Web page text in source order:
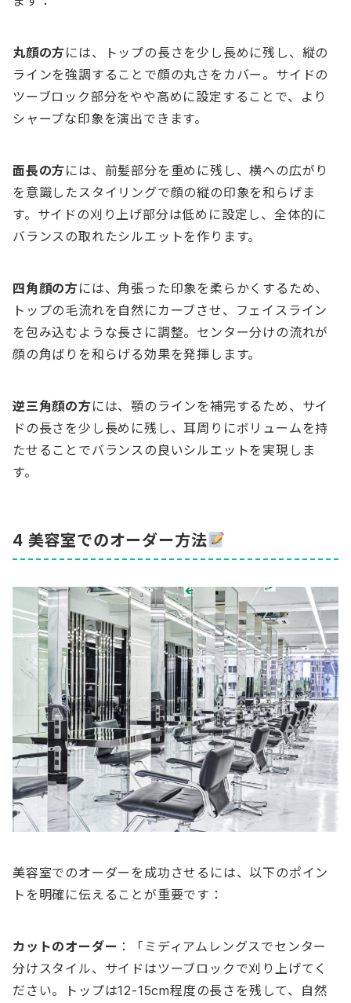
丸顔の方には、トップの長さを少し長めに残し、縦の
ラインを強調することで顔の丸さをカバー。サイドの
ツーブロック部分をやや高めに設定することで、より
シャープな印象を演出できます。
面長の方には、前髪部分を重めに残し、横への広がり
を意識したスタイリングで顔の縦の印象を和らげま
す。サイドの刈り上げ部分は低めに設定し、全体的に
バランスの取れたシルエットを作ります。
四角顔の方には、角張った印象を柔らかくするため、
トップの毛流れを自然にカーブさせ、フェイスライン
を包み込むような長さに調整。センター分けの流れが
顔の角ばりを和らげる効果を発揮します。
逆三角顔の方には、顎のラインを補完するため、サイ
ドの長さを少し長めに残し、耳周りにボリュームを持
たせることでバランスの良いシルエットを実現しま
す。
4 美容室でのオーダー方法
美容室でのオーダーを成功させるには、以下のポイン
トを明確に伝えることが重要です：
カットのオーダー ：「ミディアムレングスでセンター
分けスタイル、サイドはツーブロックで刈り上げてく
ださい。トップは12-15cm程度の長さを残して、自然